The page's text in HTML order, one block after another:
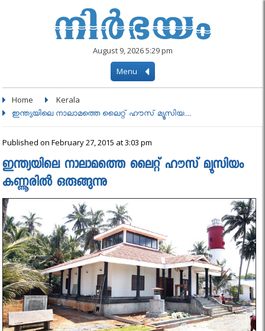
August 9, 2026 5:29 pm
Menu
Home Kerala
ഇന്ത്യയിലെ നാലാമത്തെ ലൈറ്റ് ഹൗസ് മ്യൂസിയ....
Published on February 27, 2015 at 3:03 pm
ഇന്ത്യയിലെ നാലാമത്തെ ലൈറ്റ് ഹൗസ് മ്യൂസിയം
കണ്ണൂരില്‍ ഒരുങ്ങുന്നു